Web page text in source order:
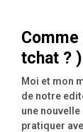
tchat ? )
Moi et mon
de notre
une
pratiquer